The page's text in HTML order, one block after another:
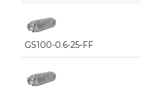
GS100-0.6-25-FF